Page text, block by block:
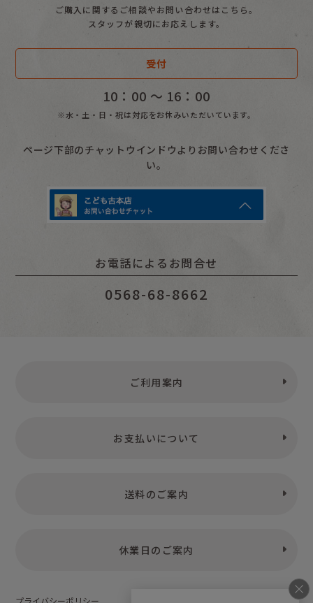
ご購入に関するご相談やお問い合わせはこちら。
スタッフが親切にお応えします。
受付
10：00 〜 16：00
※水・土・日・祝は対応をお休みいただいています。
ページ下部のチャットウインドウよりお問い合わせくださ
い。
お電話によるお問合せ
0568-68-8662
ご利用案内
お支払いについて
送料のご案内
休業日のご案内
プライバシーポリシー